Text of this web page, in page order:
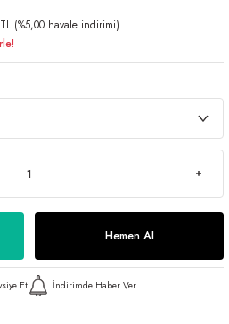
(%5,00 havale indirimi)
Hemen Al
Et İndirimde Haber Ver